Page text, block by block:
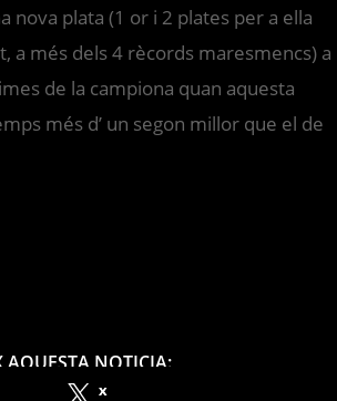
nova plata (1 or i 2 plates per a ella
a més dels 4 rècords maresmencs) a
de la campiona quan aquesta
més d’ un segon millor que el de
AQUESTA NOTICIA:
x